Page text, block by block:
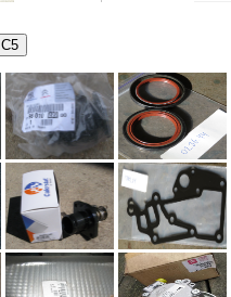
La liste de toutes les pièces pour C5